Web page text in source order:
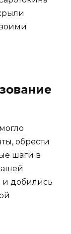
обрести
шаги в
и добились